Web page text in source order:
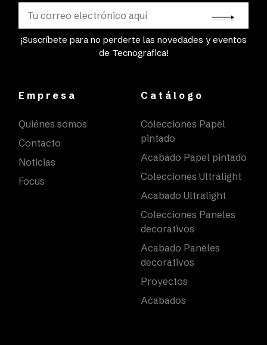
¡Suscríbete para no perderte las novedades y eventos
de Tecnografica!
Empresa
Quiénes somos
Contacto
Noticias
Focus
Catálogo
Colecciones Papel
pintado
Acabado Papel pintado
Colecciones Ultralight
Acabado Ultralight
Colecciones Paneles
decorativos
Acabado Paneles
decorativos
Proyectos
Acabados